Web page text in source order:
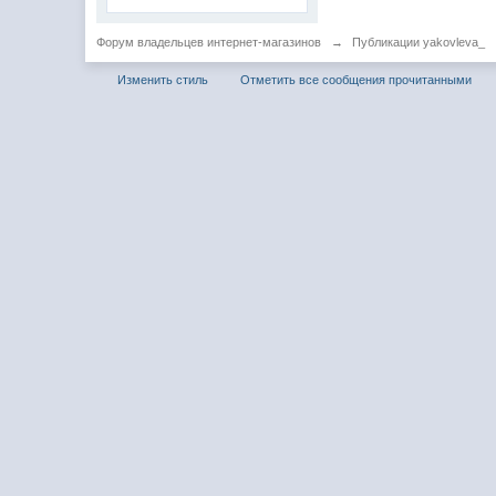
Форум владельцев интернет-магазинов → Публикации yakovleva_
Изменить стиль Отметить все сообщения прочитанными